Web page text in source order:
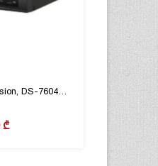
ჩამწერი – NVR Hikvision, DS-7604NI-Q1/4P(D), 1sata,4ch,Poe
₾